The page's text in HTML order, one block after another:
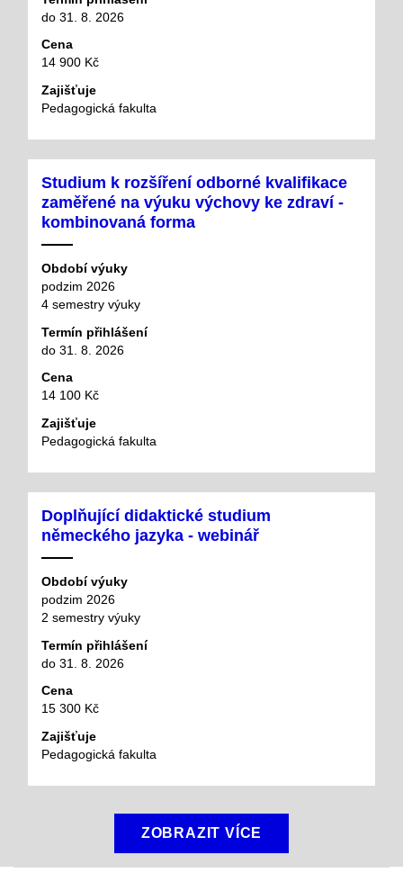
do 31. 8. 2026
Cena
14 900 Kč
Zajišťuje
Pedagogická fakulta
Studium k rozšíření odborné kvalifikace
zaměřené na výuku výchovy ke zdraví -
kombinovaná forma
Období výuky
podzim 2026
4 semestry výuky
Termín přihlášení
do 31. 8. 2026
Cena
14 100 Kč
Zajišťuje
Pedagogická fakulta
Doplňující didaktické studium
německého jazyka - webinář
Období výuky
podzim 2026
2 semestry výuky
Termín přihlášení
do 31. 8. 2026
Cena
15 300 Kč
Zajišťuje
Pedagogická fakulta
ZOBRAZIT VÍCE